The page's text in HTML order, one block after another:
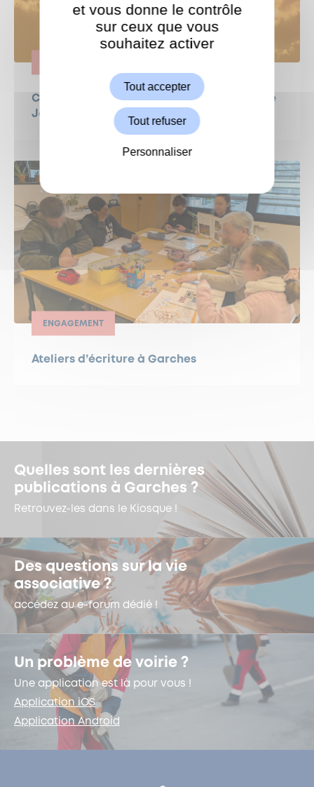
CANICULE - semaine du 22 juin : la lettre de
Jeanne Bécart, Maire de Garches
ENGAGEMENT
Ateliers d’écriture à Garches
Quelles sont les dernières
publications à Garches ?
Retrouvez-les dans le Kiosque !
Des questions sur la vie
associative ?
accédez au e-forum dédié !
Un problème de voirie ?
Une application est là pour vous !
Application iOS
Application Android
ShareThis est désactivé.
et vous donne le contrôle
sur ceux que vous
souhaitez activer
Tout accepter
Tout refuser
Personnaliser